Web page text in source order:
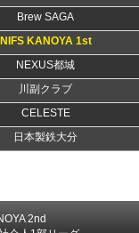
Brew SAGA
NIFS KANOYA 1st
NEXUS都城
川副クラブ
CELESTE
日本製鉄大分
2nd